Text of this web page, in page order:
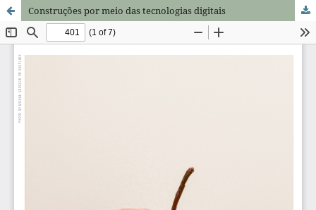
Construções por meio das tecnologias digitais